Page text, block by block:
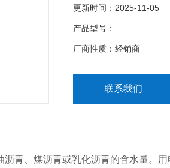
GB/T260 JTJ052-2000
更新时间：2025-11-05
产品型号：
厂商性质：经销商
联系我们
青、煤沥青或乳化沥青的含水量。